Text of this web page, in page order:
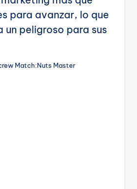
para avanzar, lo que
un peligroso para sus